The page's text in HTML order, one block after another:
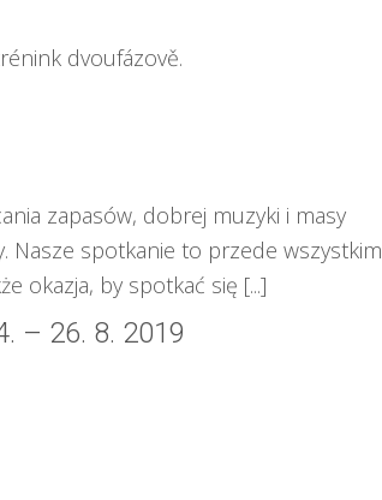
dvoufázově.
zapasów, dobrej muzyki i masy
Nasze spotkanie to przede wszystkim
okazja, by spotkać się [...]
– 26. 8. 2019